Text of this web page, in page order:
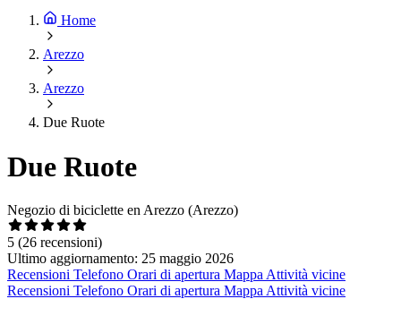
Home
Arezzo
Arezzo
Due Ruote
Due Ruote
Negozio di biciclette en Arezzo (Arezzo)
5 (26 recensioni)
Ultimo aggiornamento: 25 maggio 2026
Recensioni Telefono Orari di apertura Mappa Attività vicine
Recensioni Telefono Orari di apertura Mappa Attività vicine